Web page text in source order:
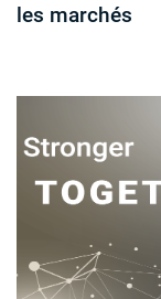
les marchés